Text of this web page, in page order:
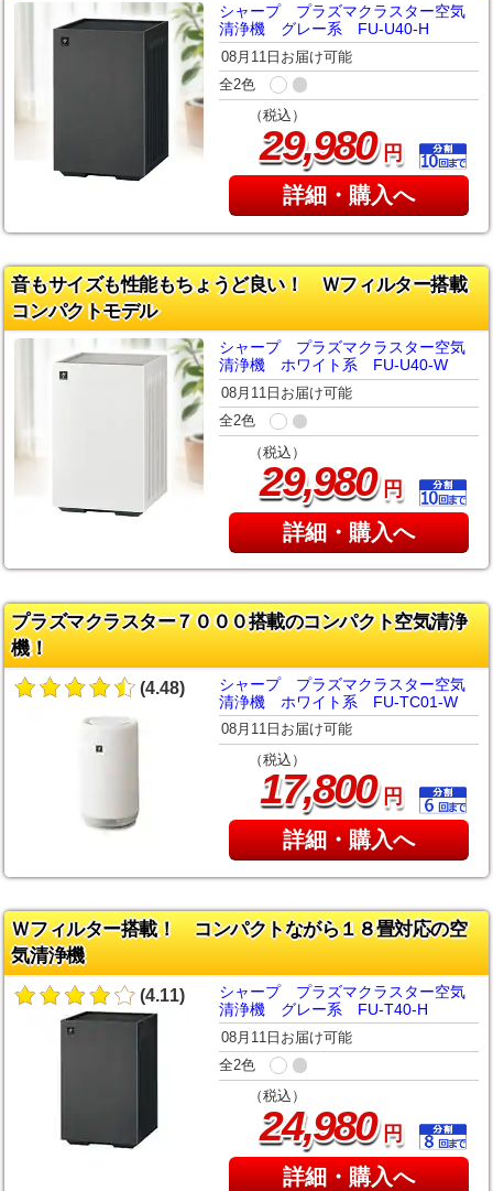
シャープ プラズマクラスター空気
清浄機 グレー系 FU-U40-H
08月11日お届け可能
全2色
（税込）
29,980円
詳細・購入へ
音もサイズも性能もちょうど良い！ Ｗフィルター搭載
コンパクトモデル
シャープ プラズマクラスター空気
清浄機 ホワイト系 FU-U40-W
08月11日お届け可能
全2色
（税込）
29,980円
詳細・購入へ
プラズマクラスター７０００搭載のコンパクト空気清浄
機！
(4.48)
シャープ プラズマクラスター空気
清浄機 ホワイト系 FU-TC01-W
08月11日お届け可能
（税込）
17,800円
詳細・購入へ
Ｗフィルター搭載！ コンパクトながら１８畳対応の空
気清浄機
(4.11)
シャープ プラズマクラスター空気
清浄機 グレー系 FU-T40-H
08月11日お届け可能
全2色
（税込）
24,980円
詳細・購入へ